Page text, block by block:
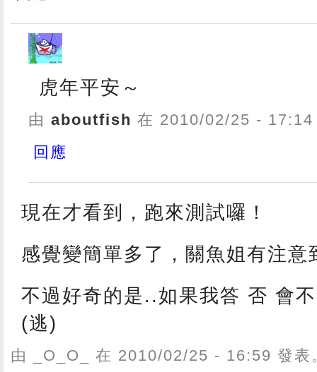
虎年平安～
由 aboutfish 在 2010/02/25 - 17:14
回應
現在才看到，跑來測試囉！
感覺變簡單多了，關魚姐有注
不過好奇的是..如果我答 否 會
(逃)
由 _O_O_ 在 2010/02/25 - 16:59 發表